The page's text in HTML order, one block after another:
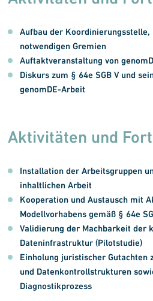
Aufbau der
notwendigen Gremien
Auftaktveranstaltung von
Diskurs zum § 64e SGB V und
genomDE-Arbeit
Aktivitäten und
Installation der Arbeitsgruppen
inhaltlichen Arbeit
Kooperation und Austausch mit
Modellvorhabens gemäß § 64e
Validierung der Machbarkeit der
Dateninfrastruktur (Pilotstudie)
Einholung juristischer Gutachten
und Datenkontroll­strukturen
Diagnostikprozess